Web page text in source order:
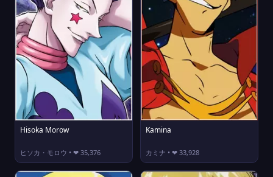
Hisoka Morow
ヒソカ・モロウ • ❤ 35,376
Kamina
カミナ • ❤ 33,928